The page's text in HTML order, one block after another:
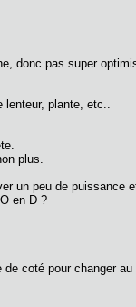
donc pas super
lenteur, plante, etc..
plus.
un peu de puissance
en D ?
coté pour changer